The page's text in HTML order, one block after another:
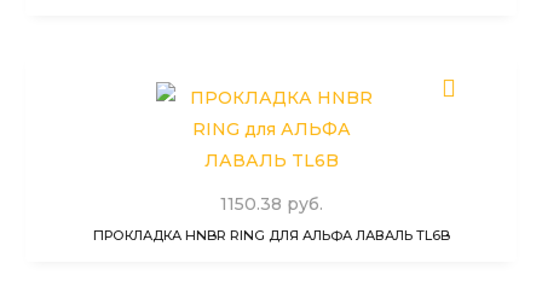
1150.38 руб.
ПРОКЛАДКА HNBR RING ДЛЯ АЛЬФА ЛАВАЛЬ TL6B